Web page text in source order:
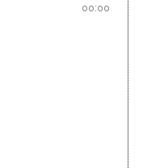
00:00